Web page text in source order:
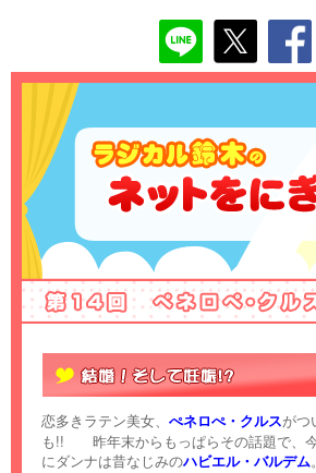
恋多きラテン美女、 ぺネロぺ・クルスがつ
も!! 昨年末からもっぱらその話題で、
にダンナは昔なじみのハビエル・バルデム。